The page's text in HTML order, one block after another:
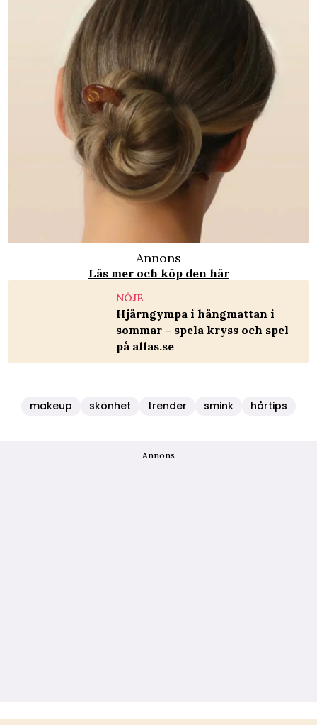
Annons
Läs mer och köp den här
NÖJE
Hjärngympa i hängmattan i
sommar – spela kryss och spel
på allas.se
makeup skönhet trender smink hårtips
Annons